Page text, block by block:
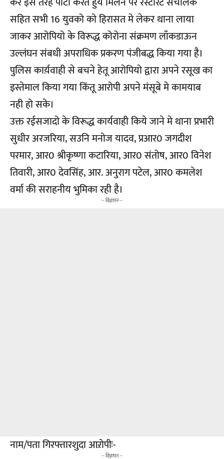
सहित सभी 16 युवको को हिरासत मे लेकर थाना लाया
जाकर आरोपियो के विरूद्ध कोरोना संक्रमण लाँकडाऊन
उल्लंघन संबधी अपराधिक प्रकरण पंजीबद्ध किया गया है।
पुलिस कार्य़वाही से बचने हेतू आरोपियो द्वारा अपने रसूख का
इस्तेमाल किया गया किंतू आरोपी अपने मंसूबे मे कामयाब
नही हो सके।
उक्त रईसजादो के विरूद्ध कार्यवाही किये जाने मे थाना प्रभारी
सुधीर अरजरिया, सउनि मनोज यादव, प्रआर0 जगदीश
परमार, आर0 श्रीकृष्णा कटारिया, आर0 संतोष, आर0 विनेश
तिवारी, आर0 देवसिंह, आर. अनुराग पटेल, आर0 कमलेश
वर्मा की सराहनीय भुमिका रही है।
-- विज्ञापन --
नाम/पता गिरफ्तारशुदा आऱोपीः-
-- विज्ञापन --